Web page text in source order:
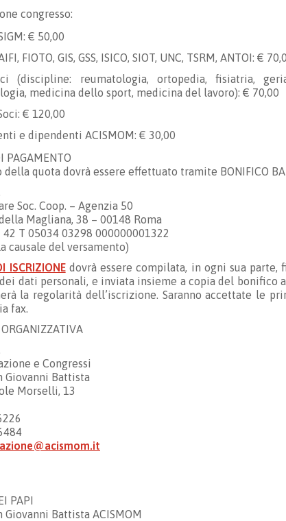
congresso:
€ 50,00
FIOTO, GIS, GSS, ISICO, SIOT, UNC, TSRM, ANTOI: €
(discipline: reumatologia, ortopedia, fisiatria,
medicina dello sport, medicina del lavoro): € 70,00
€ 120,00
e dipendenti ACISMOM: € 30,00
PAGAMENTO
della quota dovrà essere effettuato tramite BONIFICO
Soc. Coop. – Agenzia 50
Magliana, 38 – 00148 Roma
42 T 05034 03298 000000001322
causale del versamento)
ISCRIZIONEdovrà essere compilata, in ogni sua parte,
dati personali, e inviata insieme a copia del bonifico
la regolarità dell’iscrizione. Saranno accettate le
fax.
e Congressi
Giovanni Battista
Morselli, 13
PAPI
Giovanni Battista ACISMOM